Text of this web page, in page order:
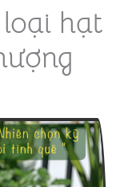
hạt